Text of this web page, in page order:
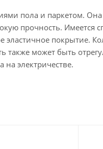
пола и паркетом.
прочность. Имеется
покрытие.
также может быть
на электричестве.